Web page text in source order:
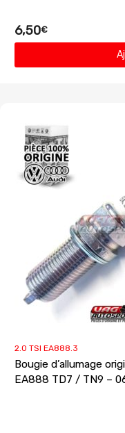
6,50€
2.0 TSI EA888.3
Bougie d’allumage
EA888 TD7 / TN9 –